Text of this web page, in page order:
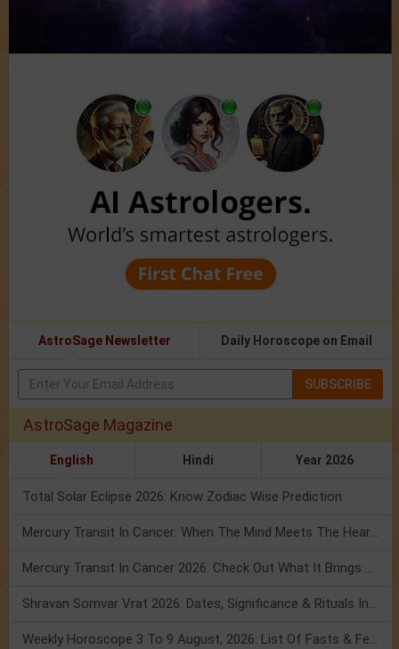
AstroSage Newsletter Daily Horoscope on Email
SUBSCRIBE
AstroSage Magazine
English Hindi Year 2026
Total Solar Eclipse 2026: Know Zodiac Wise Prediction
Mercury Transit In Cancer: When The Mind Meets The Heart!
Mercury Transit In Cancer 2026: Check Out What It Brings For You
Shravan Somvar Vrat 2026: Dates, Significance & Rituals In August
Weekly Horoscope 3 To 9 August, 2026: List Of Fasts & Festivals